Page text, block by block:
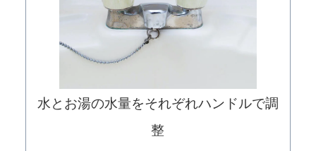
水とお湯の水量をそれぞれハンドルで調
整